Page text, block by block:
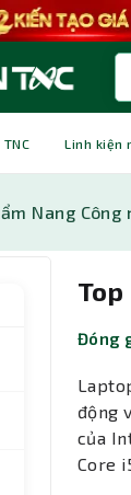
Linh kiện
Nang Công
Đóng
động
của
Core